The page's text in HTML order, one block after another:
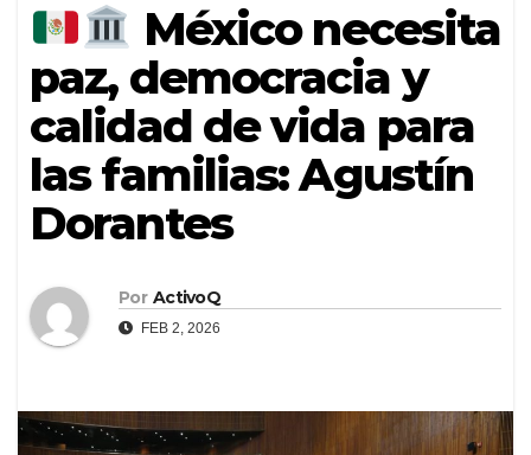
México necesita
paz, democracia y
calidad de vida para
las familias: Agustín
Dorantes
Por ActivoQ
FEB 2, 2026